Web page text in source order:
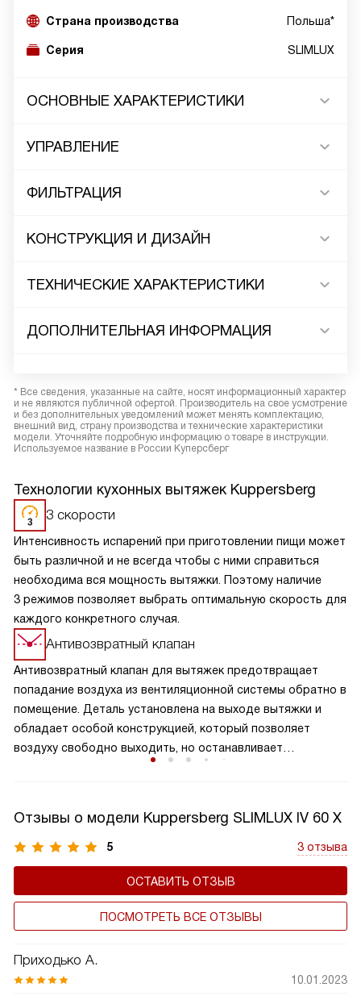
Страна производства Польша*
Серия SLIMLUX
ОСНОВНЫЕ ХАРАКТЕРИСТИКИ
УПРАВЛЕНИЕ
ФИЛЬТРАЦИЯ
КОНСТРУКЦИЯ И ДИЗАЙН
ТЕХНИЧЕСКИЕ ХАРАКТЕРИСТИКИ
ДОПОЛНИТЕЛЬНАЯ ИНФОРМАЦИЯ
* Все сведения, указанные на сайте, носят информационный характер
и не являются публичной офертой. Производитель на свое усмотрение
и без дополнительных уведомлений может менять комплектацию,
внешний вид, страну производства и технические характеристики
модели. Уточняйте подробную информацию о товаре в инструкции.
Используемое название в России Куперсберг
Технологии кухонных вытяжек Kuppersberg
3 скорости
Интенсивность испарений при приготовлении пищи может
быть различной и не всегда чтобы с ними справиться
необходима вся мощность вытяжки. Поэтому наличие
3 режимов позволяет выбрать оптимальную скорость для
каждого конкретного случая.
Антивозвратный клапан
Антивозвратный клапан для вытяжек предотвращает
попадание воздуха из вентиляционной системы обратно в
помещение. Деталь установлена на выходе вытяжки и
обладает особой конструкцией, который позволяет
воздуху свободно выходить, но останавливает
поддерживает чистоту воздуха на вашей кухне. Это
важный элемент вытяжки, который способствует
сохранению здорового микроклимата в комнате,
продляет срок службы устройства, а также не дает
попадать внутрь холодному воздуху.
Отзывы о модели Kuppersberg SLIMLUX IV 60 X
5 3 отзыва
ОСТАВИТЬ ОТЗЫВ
ПОСМОТРЕТЬ ВСЕ ОТЗЫВЫ
Приходько А.
10.01.2023